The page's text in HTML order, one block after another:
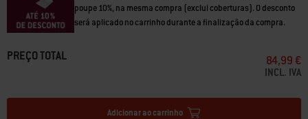
poupe 10%, na mesma compra (exclui coberturas). O desconto
será aplicado no carrinho durante a finalização da compra.
PREÇO TOTAL 84,99 €
INCL. IVA
Adicionar ao carrinho